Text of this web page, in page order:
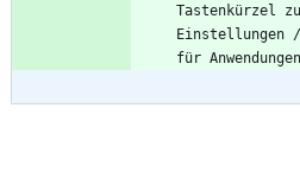
Tastenkürzel
Einstellungen